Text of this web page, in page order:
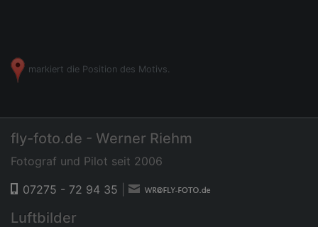
markiert die Position des Motivs.
fly-foto.de - Werner Riehm
Fotograf und Pilot seit 2006
07275 - 72 94 35
Luftbilder